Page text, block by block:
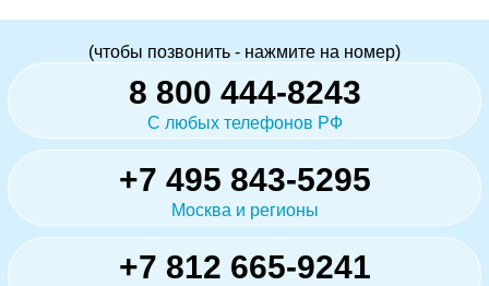
(чтобы позвонить - нажмите на номер)
8 800 444-8243
С любых телефонов РФ
+7 495 843-5295
Москва и регионы
+7 812 665-9241